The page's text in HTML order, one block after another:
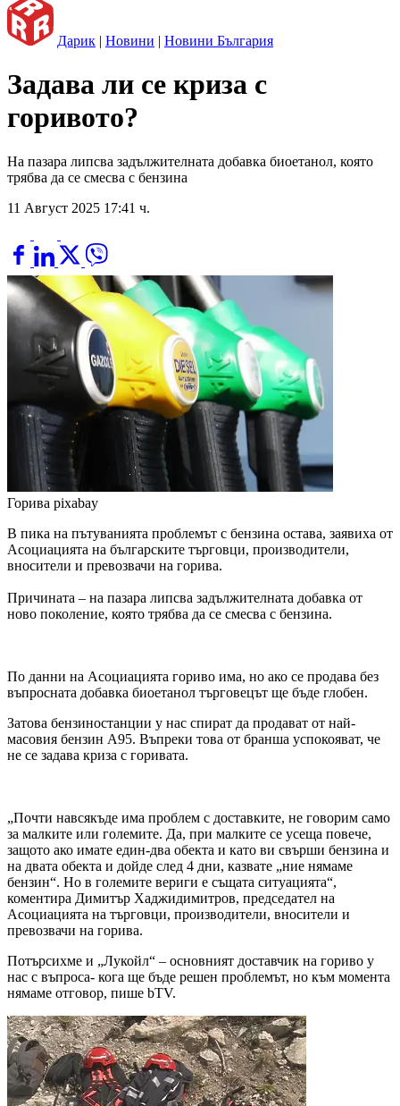
Дарик | Новини | Новини България
Задава ли се криза с
горивото?
На пазара липсва задължителната добавка биоетанол, която
трябва да се смесва с бензина
11 Август 2025 17:41 ч.
Горива pixabay
В пика на пътуванията проблемът с бензина остава, заявиха от
Асоциацията на българските търговци, производители,
вносители и превозвачи на горива.
Причината – на пазара липсва задължителната добавка от
ново поколение, която трябва да се смесва с бензина.
По данни на Асоциацията гориво има, но ако се продава без
въпросната добавка биоетанол търговецът ще бъде глобен.
Затова бензиностанции у нас спират да продават от най-
масовия бензин А95. Въпреки това от бранша успокояват, че
не се задава криза с горивата.
„Почти навсякъде има проблем с доставките, не говорим само
за малките или големите. Да, при малките се усеща повече,
защото ако имате един-два обекта и като ви свърши бензина и
на двата обекта и дойде след 4 дни, казвате „ние нямаме
бензин“. Но в големите вериги е същата ситуацията“,
коментира Димитър Хаджидимитров, председател на
Асоциацията на търговци, производители, вносители и
превозвачи на горива.
Потърсихме и „Лукойл“ – основният доставчик на гориво у
нас с въпроса- кога ще бъде решен проблемът, но към момента
нямаме отговор, пише bTV.